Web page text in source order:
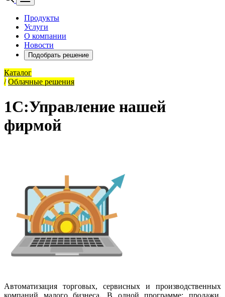
Продукты
Услуги
О компании
Новости
Подобрать решение
Каталог
/ Облачные решения
1С:Управление нашей
фирмой
Автоматизация торговых, сервисных и производственных
компаний малого бизнеса. В одной программе: продажи,